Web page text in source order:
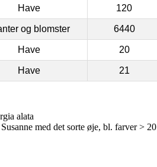
Have 120
og blomster 6440
Have 20
Have 21
alata
med det sorte øje, bl. farver > 20